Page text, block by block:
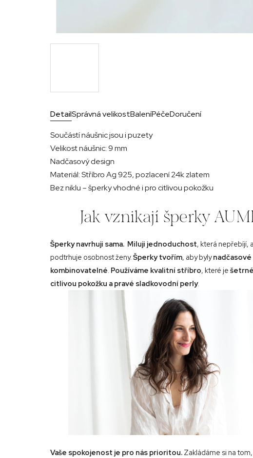
DetailSprávná velikostBaleníPéčeDoručení
Součástí náušnic jsou i puzety
Velikost náušnic: 9 mm
Nadčasový design
Materiál: Stříbro Ag 925, pozlacení 24k zlatem
Bez niklu – šperky vhodné i pro citlivou pokožku
Jak vznikají šperky
Šperky navrhuji sama. Miluji jednoduchost, která nepřebíjí,
podtrhuje osobnost ženy. Šperky tvořím, aby bylynadčasové
kombinovatelné. Používáme kvalitní stříbro, které je
citlivou pokožku a pravé sladkovodní perly.
Vaše spokojenost je pro nás prioritou. Zakládáme si na